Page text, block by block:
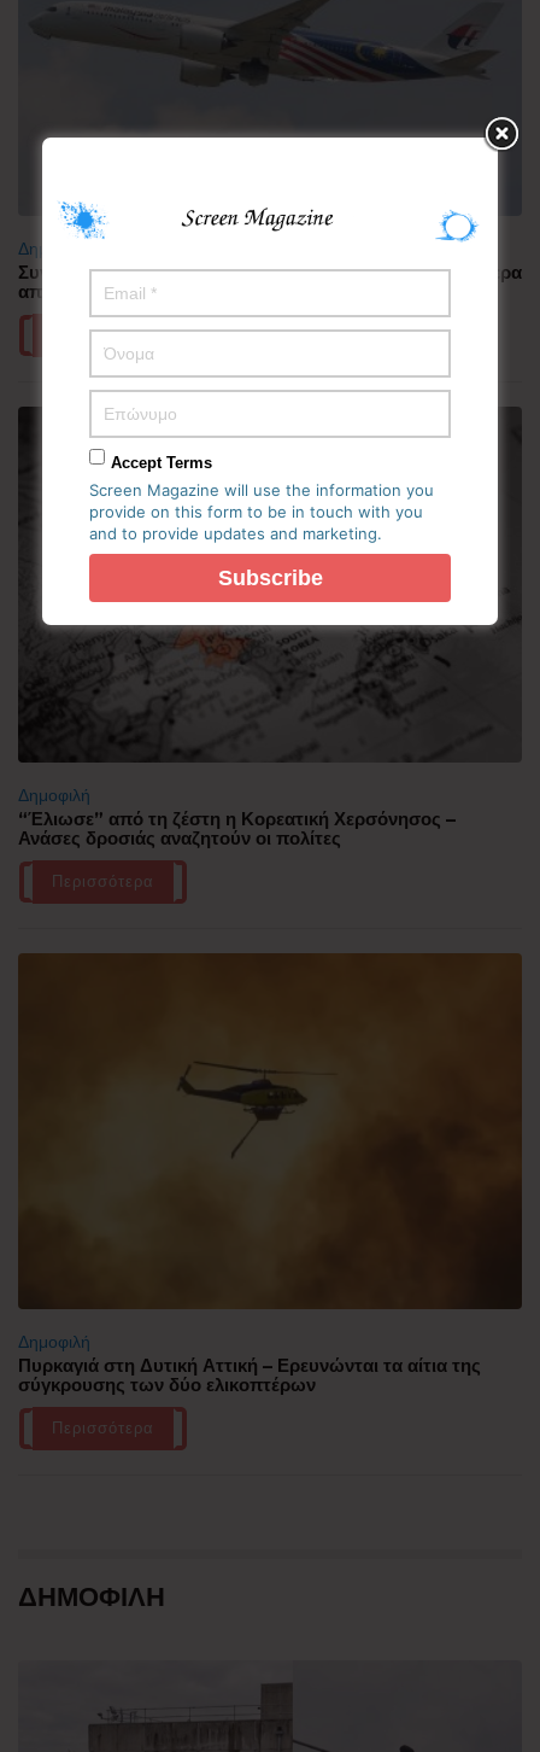
Δημοφιλή
Συνελήφθη πιλότος αεροπορικής εταιρείας με περισσότερα
από 70.000 χάπια ecstasy στην Ινδονησία
Περισσότερα
Δημοφιλή
“Έλιωσε” από τη ζέστη η Κορεατική Χερσόνησος –
Ανάσες δροσιάς αναζητούν οι πολίτες
Περισσότερα
Δημοφιλή
Πυρκαγιά στη Δυτική Αττική – Ερευνώνται τα αίτια της
σύγκρουσης των δύο ελικοπτέρων
Περισσότερα
ΔΗΜΟΦΙΛΗ
Accept Terms
Screen Magazine will use the information you
provide on this form to be in touch with you
and to provide updates and marketing.